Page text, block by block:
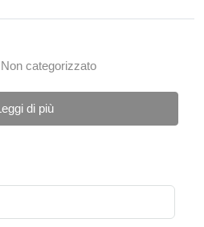
Non categorizzato
di più